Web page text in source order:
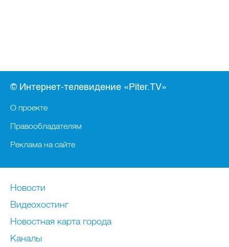
© Интернет-телевидение «Piter.TV»
О проекте
Правообладателям
Реклама на сайте
Новости
Видеохостинг
Новостная карта города
Каналы